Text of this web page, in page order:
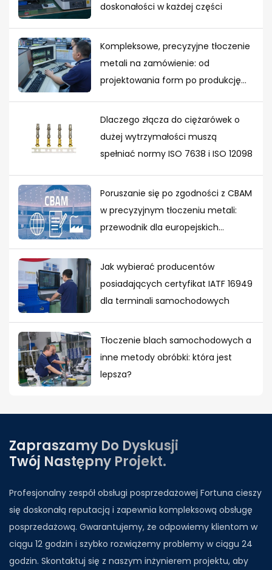
doskonałości w każdej części
Kompleksowe, precyzyjne tłoczenie
metali na zamówienie: od
projektowania form po produkcję
Dlaczego złącza do ciężarówek o
dużej wytrzymałości muszą
spełniać normy ISO 7638 i ISO 12098
Poruszanie się po zgodności z CBAM
w precyzyjnym tłoczeniu metali:
przewodnik dla europejskich
Jak wybierać producentów
posiadających certyfikat IATF 16949
dla terminali samochodowych
Tłoczenie blach samochodowych a
inne metody obróbki: która jest
lepsza?
Zapraszamy Do Dyskusji
Twój Następny Projekt.
Profesjonalny zespół obsługi posprzedażowej Fortuna cieszy
się doskonałą reputacją i zapewnia kompleksową obsługę
posprzedażową. Gwarantujemy, że odpowiemy klientom w
ciągu 12 godzin i szybko rozwiążemy problemy w ciągu 24
godzin. Skontaktuj się z naszym inżynierem projektu, aby